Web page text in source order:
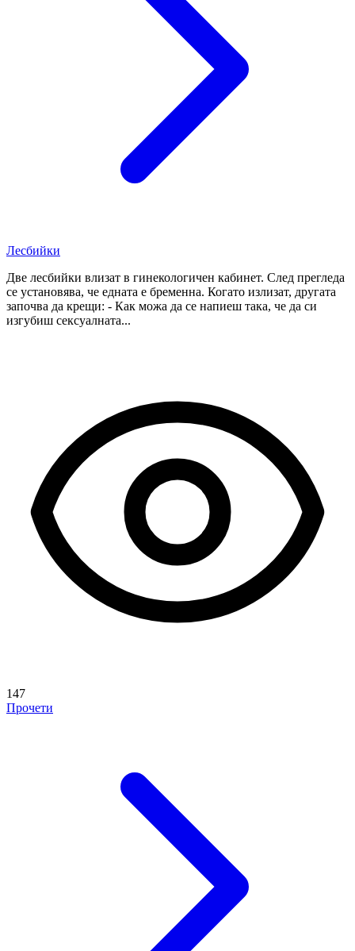
Лесбийки
Две лесбийки влизат в гинекологичен кабинет. След прегледа
се установява, че едната е бременна. Когато излизат, другата
започва да крещи: - Как можа да се напиеш така, че да си
изгубиш сексуалната...
147
Прочети